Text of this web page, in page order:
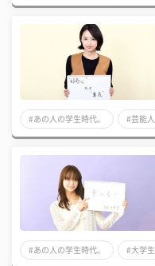
#あの人の学生時代。 #芸能人
#あの人の学生時代。 #大学生